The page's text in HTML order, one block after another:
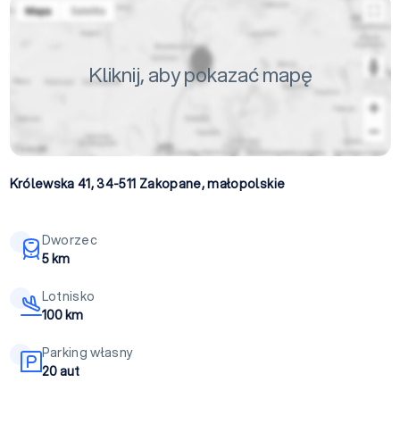
Kliknij, aby pokazać mapę
Królewska 41, 34-511 Zakopane,małopolskie
Dworzec
5 km
Lotnisko
100 km
Parking własny
20 aut